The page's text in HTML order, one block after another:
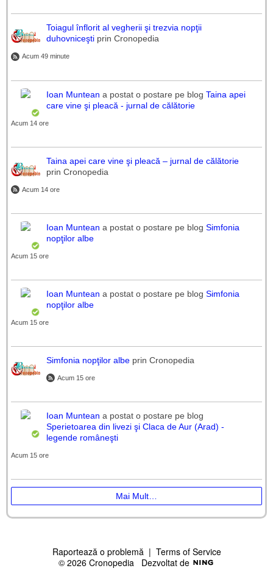
Toiagul înflorit al vegherii şi trezvia nopţii
duhovniceşti prin Cronopedia
Acum 49 minute
Ioan Muntean a postat o postare pe blog Taina apei
care vine şi pleacă - jurnal de călătorie
Acum 14 ore
Taina apei care vine şi pleacă – jurnal de călătorie
prin Cronopedia
Acum 14 ore
Ioan Muntean a postat o postare pe blog Simfonia
nopţilor albe
Acum 15 ore
Ioan Muntean a postat o postare pe blog Simfonia
nopţilor albe
Acum 15 ore
Simfonia nopţilor albe prin Cronopedia
Acum 15 ore
Ioan Muntean a postat o postare pe blog
Sperietoarea din livezi şi Claca de Aur (Arad) -
legende româneşti
Acum 15 ore
Mai Mult…
Raportează o problemă| Terms of Service
© 2026 Cronopedia Dezvoltat de